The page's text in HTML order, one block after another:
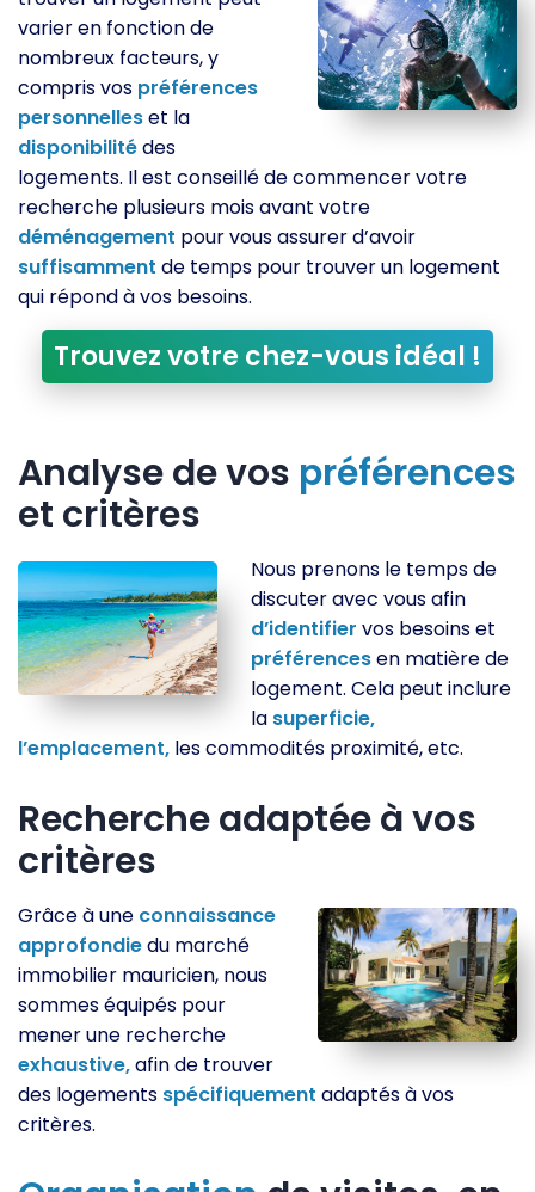
varier en fonction de
nombreux facteurs, y
compris vos préférences
personnelleset la
disponibilitédes
logements. Il est conseillé de commencer votre
recherche plusieurs mois avant votre
déménagement pour vous assurer d’avoir
suffisamment de temps pour trouver un logement
qui répond à vos besoins.
Trouvez votre chez-vous idéal !
Analyse de vos préférences
et critères
Nous prenons le temps de
discuter avec vous afin
d’identifier vos besoins et
préférencesen matière de
logement. Cela peut inclure
la superficie,
l’emplacement, les commodités proximité, etc.
Recherche adaptée à vos
critères
Grâce à une connaissance
approfondiedu marché
immobilier mauricien, nous
sommes équipés pour
mener une recherche
exhaustive,afin de trouver
des logements spécifiquement adaptés à vos
critères.